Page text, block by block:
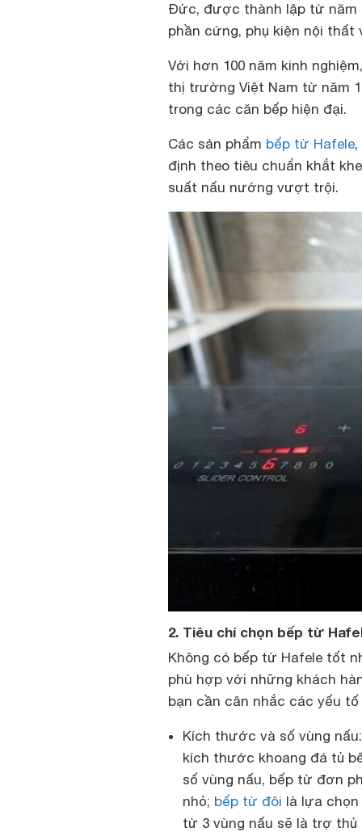
Đức, được thành lập từ năm
phần cứng, phụ kiện nội
Với hơn 100 năm kinh
thị trường Việt Nam từ năm
trong các căn bếp hiện đại.
Các sản phẩm bếp từ Hafele
định theo tiêu chuẩn khắt
suất nấu nướng vượt trội.
2. Tiêu chí chọn bếp từ
Không có bếp từ Hafele tốt
phù hợp với những khách
bạn cần cân nhắc các yếu tố
Kích thước và số vùng
kích thước khoang đá tủ
số vùng nấu, bếp từ đơn
nhỏ; bếp từ đôi là lựa
từ 3 vùng nấu sẽ là trợ